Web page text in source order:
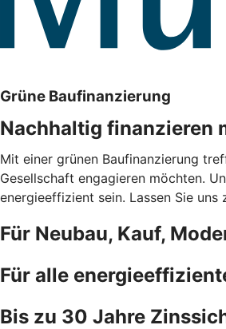
Grüne Baufinanzierung
Nachhaltig finanzieren
Mit einer grünen Baufinanzierung
Gesellschaft engagieren möchten.
energieeffizient sein. Lassen Sie
Für Neubau, Kauf,
Für alle
Bis zu 30 Jahre